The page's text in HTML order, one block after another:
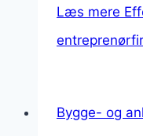
Læs mere
Bygge- og